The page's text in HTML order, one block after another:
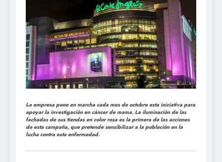
La empresa pone en marcha cada mes de octubre esta iniciativa para
apoyar la investigación en cáncer de mama. La iluminación de las
fachadas de sus tiendas en color rosa es la primera de las acciones
de esta campaña, que pretende sensibilizar a la población en la
lucha contra esta enfermedad.